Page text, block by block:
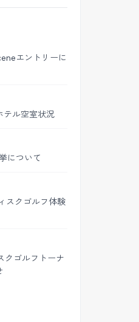
エントリーに
テル空室状況
について
スクゴルフ体験
クゴルフトーナ